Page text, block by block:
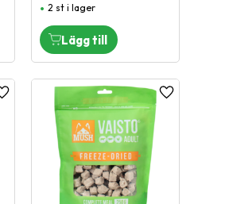
2 st i lager
Lägg till i favoriter Lägg till i